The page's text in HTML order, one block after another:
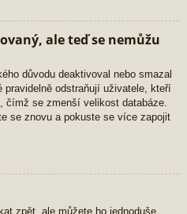
ale teď se nemůžu
důvodu deaktivoval nebo smazal
odstraňují uživatele, kteří
čímž se zmenší velikost databáze.
se znovu a pokuste se více zapojit
zpět, ale můžete ho jednoduše